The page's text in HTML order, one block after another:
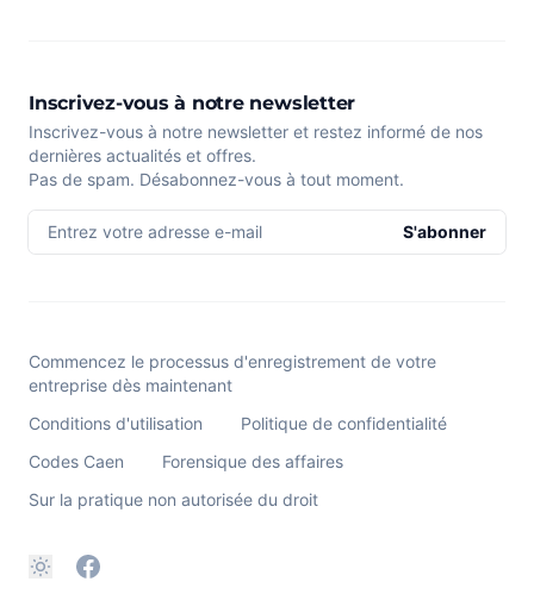
Inscrivez-vous à notre newsletter
Inscrivez-vous à notre newsletter et restez informé de nos
dernières actualités et offres.
Pas de spam. Désabonnez-vous à tout moment.
Entrez votre adresse e-mail S'abonner
Commencez le processus d'enregistrement de votre
entreprise dès maintenant
Conditions d'utilisation
Politique de confidentialité
Codes Caen
Forensique des affaires
Sur la pratique non autorisée du droit